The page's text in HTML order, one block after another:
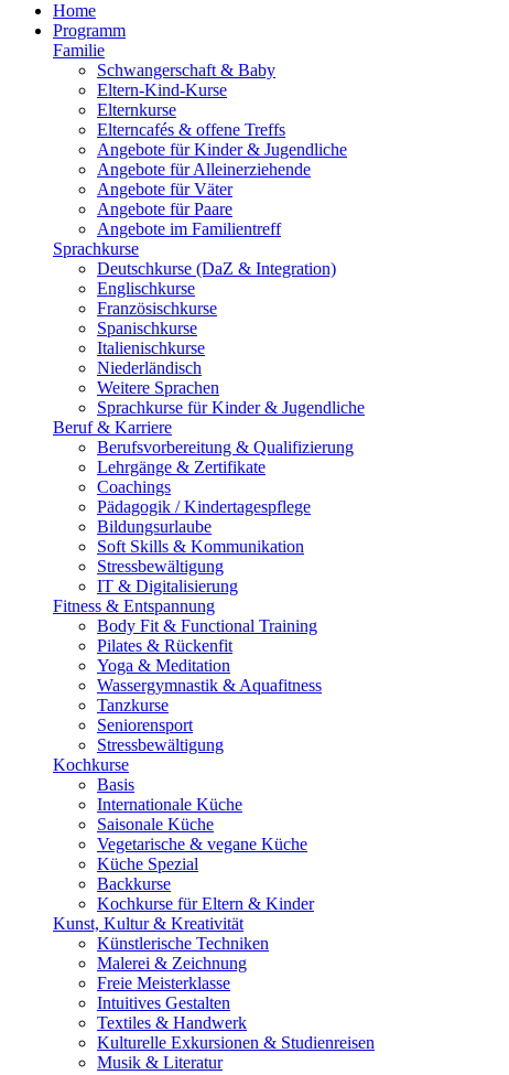
Home
Programm
Familie
Schwangerschaft & Baby
Eltern-Kind-Kurse
Elternkurse
Elterncafés & offene Treffs
Angebote für Kinder & Jugendliche
Angebote für Alleinerziehende
Angebote für Väter
Angebote für Paare
Angebote im Familientreff
Sprachkurse
Deutschkurse (DaZ & Integration)
Englischkurse
Französischkurse
Spanischkurse
Italienischkurse
Niederländisch
Weitere Sprachen
Sprachkurse für Kinder & Jugendliche
Beruf & Karriere
Berufsvorbereitung & Qualifizierung
Lehrgänge & Zertifikate
Coachings
Pädagogik / Kindertagespflege
Bildungsurlaube
Soft Skills & Kommunikation
Stressbewältigung
IT & Digitalisierung
Fitness & Entspannung
Body Fit & Functional Training
Pilates & Rückenfit
Yoga & Meditation
Wassergymnastik & Aquafitness
Tanzkurse
Seniorensport
Stressbewältigung
Kochkurse
Basis
Internationale Küche
Saisonale Küche
Vegetarische & vegane Küche
Küche Spezial
Backkurse
Kochkurse für Eltern & Kinder
Kunst, Kultur & Kreativität
Künstlerische Techniken
Malerei & Zeichnung
Freie Meisterklasse
Intuitives Gestalten
Textiles & Handwerk
Kulturelle Exkursionen & Studienreisen
Musik & Literatur